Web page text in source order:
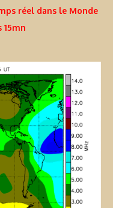
réel dans le Monde